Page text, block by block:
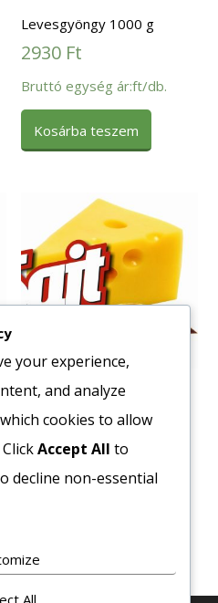
Levesgyöngy 1000 g
2930 Ft
Bruttó egység ár:ft/db.
Kosárba teszem
Olasz Spolverizza Liszt 10
kg
928Ft
Bruttó egység ár:ft/kg.
your experience,
and analyze
cookies to allow
ClickAccept All to
decline non-essential
All